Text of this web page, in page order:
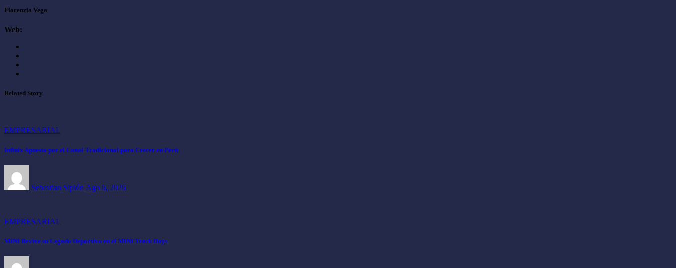
Florenzia Vega
Web:
Related Story
EMPRESARIAL
Infinix Apuesta por el Canal Tradicional para Crecer en Perú
Sebastian Sipión Ago 6, 2026
EMPRESARIAL
MINI Revive su Legado Deportivo en el MINI Track Days